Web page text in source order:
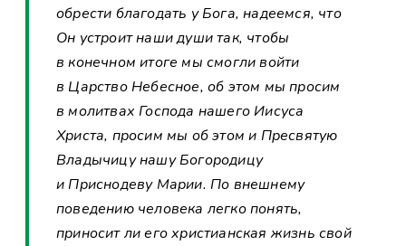
обрести благодать у Бога, надеемся, что
Он устроит наши души так, чтобы
в конечном итоге мы смогли войти
в Царство Небесное, об этом мы просим
в молитвах Господа нашего Иисуса
Христа, просим мы об этом и Пресвятую
Владычицу нашу Богородицу
и Приснодеву Марии. По внешнему
поведению человека легко понять,
приносит ли его христианская жизнь свой